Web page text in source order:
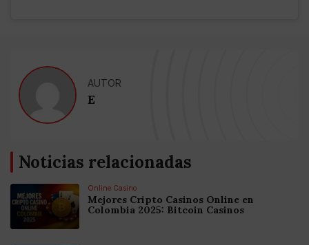
AUTOR
E
Noticias relacionadas
Online Casino
Mejores Cripto Casinos Online en
Colombia 2025: Bitcoin Casinos